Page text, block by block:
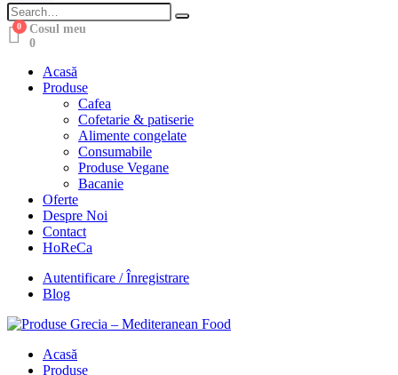
0
Cosul meu
0
Acasă
Produse
Cafea
Cofetarie & patiserie
Alimente congelate
Consumabile
Produse Vegane
Bacanie
Oferte
Despre Noi
Contact
HoReCa
Autentificare / Înregistrare
Blog
Acasă
Produse